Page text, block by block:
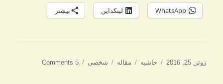
WhatsApp لینکداین بیشتر
ارسال
ژوئن 25, 2016 ساختار
حاشیه دسته‌ها
مقاله برچسب‌ها
شخصی 5 Comments